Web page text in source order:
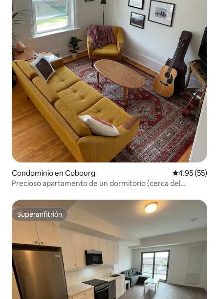
Condominio en Cobourg Calificación
4.95 (55)
Precioso apartamento de un dormitorio (cerca del
Superanfitrión
Superanfitrión